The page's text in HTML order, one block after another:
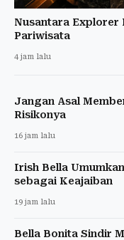
Nusantara Explorer
Pariwisata
4 jam lalu
Jangan Asal
Risikonya
16 jam lalu
Irish Bella
sebagai Keajaiban
19 jam lalu
Bella Bonita Sindir